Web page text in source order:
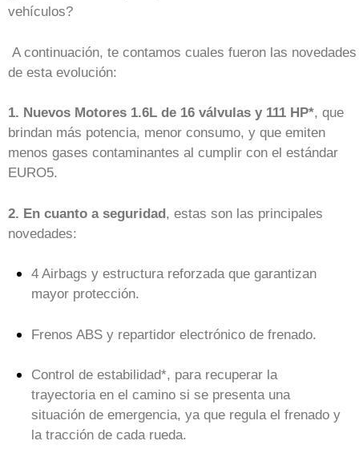
vehículos?
A continuación, te contamos cuales fueron las novedades
de esta evolución:
1. Nuevos Motores 1.6L de 16 válvulas y 111 HP*, que
brindan más potencia, menor consumo, y que emiten
menos gases contaminantes al cumplir con el estándar
EURO5.
2. En cuanto a seguridad, estas son las principales
novedades:
4 Airbags y estructura reforzada que garantizan
mayor protección.
Frenos ABS y repartidor electrónico de frenado.
Control de estabilidad*, para recuperar la
trayectoria en el camino si se presenta una
situación de emergencia, ya que regula el frenado y
la tracción de cada rueda.